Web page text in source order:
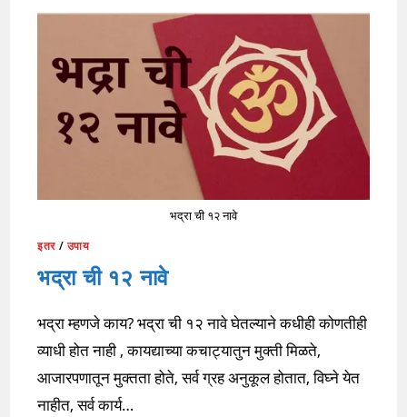
भद्रा ची १२ नावे
इतर / उपाय
भद्रा ची १२ नावे
भद्रा म्हणजे काय? भद्रा ची १२ नावे घेतल्याने कधीही कोणतीही
व्याधी होत नाही , कायद्याच्या कचाट्यातुन मुक्ती मिळते,
आजारपणातून मुक्तता होते, सर्व ग्रह अनुकूल होतात, विघ्ने येत
नाहीत, सर्व कार्य…